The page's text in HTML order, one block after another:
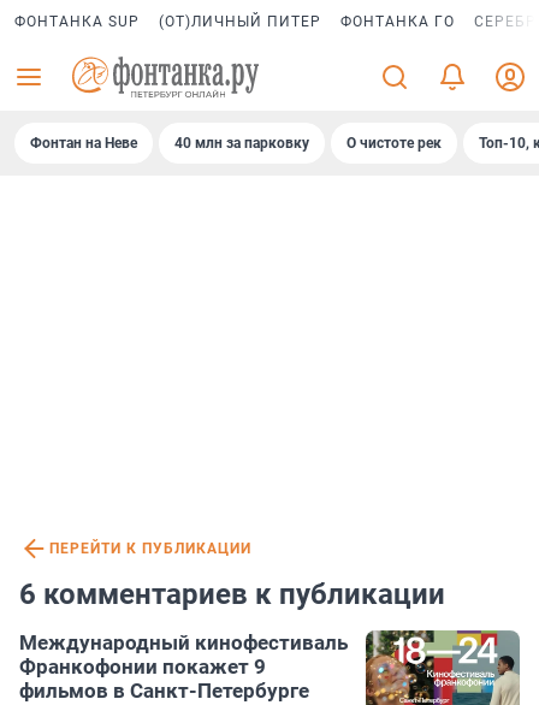
ФОНТАНКА SUP (ОТ)ЛИЧНЫЙ ПИТЕР ФОНТАНКА ГО
Фонтан на Неве 40 млн за парковку О чистоте рек Топ-10,
ПЕРЕЙТИ К ПУБЛИКАЦИИ
6 комментариев к публикации
Международный кинофестиваль
Франкофонии покажет 9
фильмов в Санкт-Петербурге